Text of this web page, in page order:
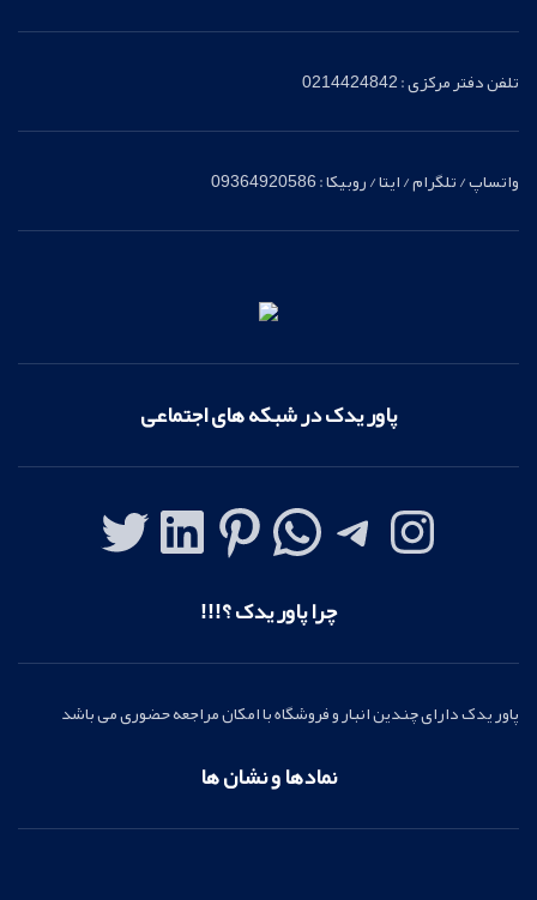
تلفن دفتر مرکزی : 0214424842
واتساپ / تلگرام / ایتا / روبیکا : 09364920586
پاور یدک در شبکه های اجتماعی
چرا پاور یدک ؟!!!
پاور یدک دارای چندین انبار و فروشگاه با امکان مراجعه حضوری می باشد
نمادها و نشان ها